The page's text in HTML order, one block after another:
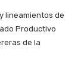
lineamientos de
Productivo
de la